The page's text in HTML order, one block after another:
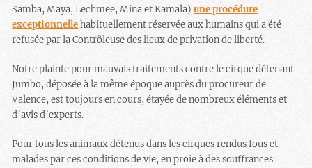
Samba, Maya, Lechmee, Mina et Kamala)une procédure
exceptionnelle habituellement réservée aux humains qui a été
refusée par la Contrôleuse des lieux de privation de liberté.
Notre plainte pour mauvais traitementscontre le cirque détenant
Jumbo, déposée à la même époque auprès du procureur de
Valence, est toujours en cours, étayée de nombreux éléments et
d’avis d’experts.
Pour tous les animaux détenus dans les cirques rendus fous et
malades par ces conditions de vie, en proie à des souffrances